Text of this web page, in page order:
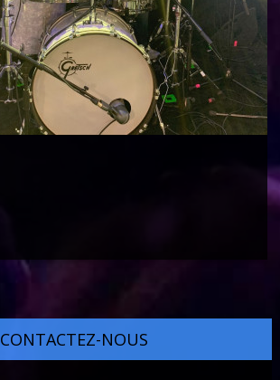
CONTACTEZ-NOUS